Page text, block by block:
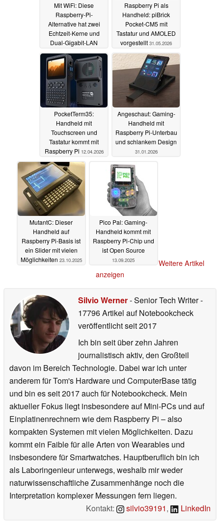
Mit WiFi: Diese
Raspberry-Pi-
Alternative hat zwei
Echtzeit-Kerne und
Dual-Gigabit-LAN
05.07.2026
Raspberry Pi als
Handheld: piBrick
Pocket-CM5 mit
Tastatur und AMOLED
vorgestellt 31.05.2026
PocketTerm35:
Handheld mit
Touchscreen und
Tastatur kommt mit
Raspberry Pi 12.04.2026
Angeschaut: Gaming-
Handheld mit
Raspberry Pi-Unterbau
und schlankem Design
31.01.2026
MutantC: Dieser
Handheld auf
Raspberry Pi-Basis ist
ein Slider mit vielen
Möglichkeiten 23.10.2025
Pico Pal: Gaming-
Handheld kommt mit
Raspberry Pi-Chip und
ist Open Source
13.09.2025
Weitere Artikel
anzeigen
Silvio Werner- Senior Tech Writer-
17796 Artikel auf Notebookcheck
veröffentlichtseit 2017
Ich bin seit über zehn Jahren
journalistisch aktiv, den Großteil
davon im Bereich Technologie. Dabei war ich unter
anderem für Tom's Hardware und ComputerBase tätig
und bin es seit 2017 auch für Notebookcheck. Mein
aktueller Fokus liegt insbesondere auf Mini-PCs und auf
Einplatinenrechnern wie dem Raspberry Pi – also
kompakten Systemen mit vielen Möglichkeiten. Dazu
kommt ein Faible für alle Arten von Wearables und
insbesondere für Smartwatches. Hauptberuflich bin ich
als Laboringenieur unterwegs, weshalb mir weder
naturwissenschaftliche Zusammenhänge noch die
Interpretation komplexer Messungen fern liegen.
Kontakt:
silvio39191, LinkedIn